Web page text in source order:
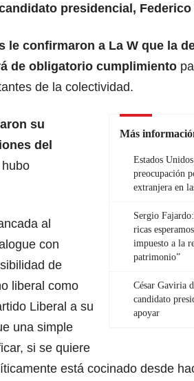
presidencial, Federico
le confirmaron a La W que la
de obligatorio cumplimiento
de la colectividad.
Más
Estados
preocupación
extranjera en
Sergio
ricas
impuesto a la
patrimonio”
César Gaviria
candidato
apoyar
su
del
al
con
de
liberal como
Liberal a su
una simple
si se quiere
está cocinado desde